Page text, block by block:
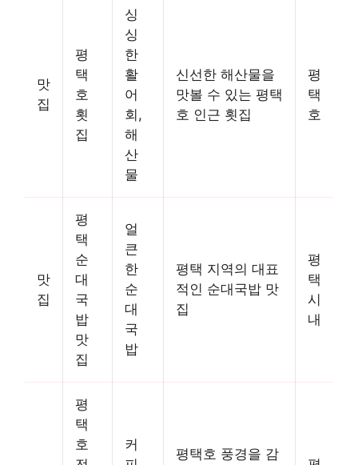
맛
집
평
택
호
횟
집
싱
싱
한
활
어
회,
해
산
물
신선한 해산물을
맛볼 수 있는 평택
호 인근 횟집
평
택
호
맛
집
평
택
순
대
국
밥
맛
집
얼
큰
한
순
대
국
밥
평택 지역의 대표
적인 순대국밥 맛
집
평
택
시
내
평
택
호
커
평택호 풍경을 감